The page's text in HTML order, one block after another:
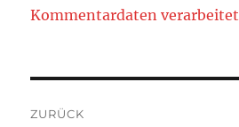
Kommentardaten
ZURÜCK